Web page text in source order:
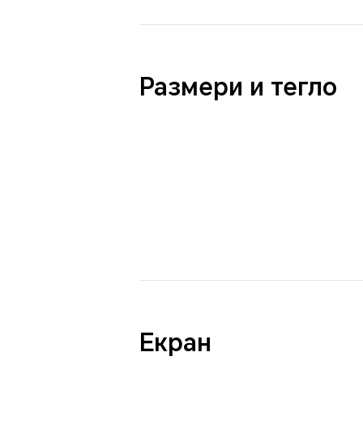
Размери и тегло
Екран